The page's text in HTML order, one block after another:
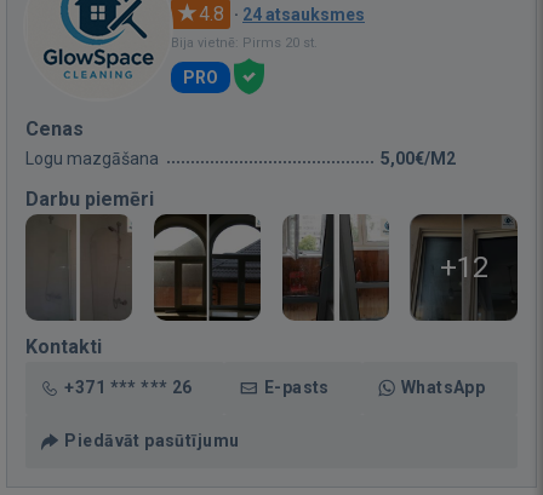
4.8 · 24 atsauksmes
Bija vietnē: Pirms 20 st.
PRO
Cenas
Logu mazgāšana 5,00€/M2
Darbu piemēri
+12
Kontakti
+371 *** *** 26 E-pasts WhatsApp
Piedāvāt pasūtījumu